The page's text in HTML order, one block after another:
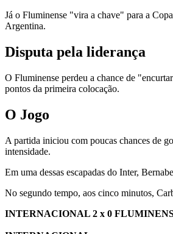
Já o Fluminense "vira a chave" para a
Argentina.
Disputa pela liderança
O Fluminense perdeu a chance de
pontos da primeira colocação.
O Jogo
A partida iniciou com poucas chances de
intensidade.
Em uma dessas escapadas do Inter,
No segundo tempo, aos cinco minutos,
INTERNACIONAL 2 x 0